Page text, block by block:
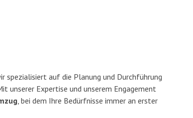
spezialisiert auf die Planung und Durchführung
unserer Expertise und unserem Engagement
, bei dem Ihre Bedürfnisse immer an erster